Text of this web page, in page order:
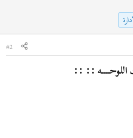
#2
اللوحــــه :: ::